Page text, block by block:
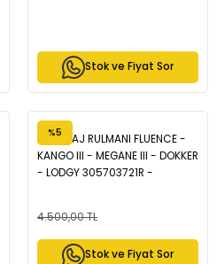
Stok ve Fiyat Sor
DEBRİYAJ RULMANI FLUENCE -
KANGO III - MEGANE III - DOKKER
- LODGY 305703721R -
%5
4.500,00 TL
Stok ve Fiyat Sor